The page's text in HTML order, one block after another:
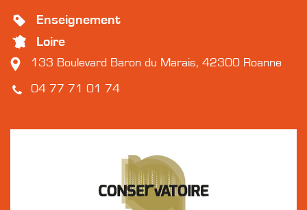
Enseignement
Loire
133 Boulevard Baron du Marais, 42300 Roanne
04 77 71 01 74